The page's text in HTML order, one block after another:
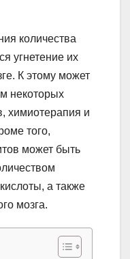
количества
угнетение их
К этому может
некоторых
химиотерапия и
того,
может быть
а также
мозга.